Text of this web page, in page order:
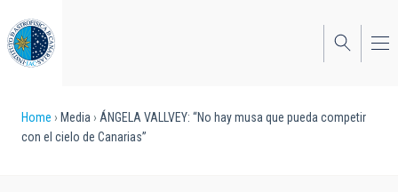
to
main
content
Breadcrumb
Home Media
ÁNGELA VALLVEY: “No hay musa que pueda competir
con el cielo de Canarias”